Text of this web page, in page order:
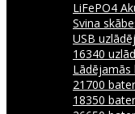
LiFePO4
Svina
USB
16340
Lādējamās
21700
18350